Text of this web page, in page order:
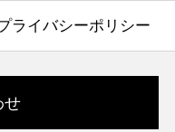
ライバシーポリシー
せ